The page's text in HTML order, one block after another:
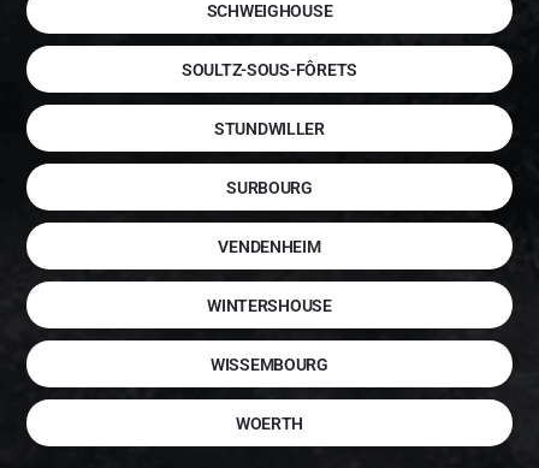
SCHWEIGHOUSE
SOULTZ-SOUS-FÔRETS
STUNDWILLER
SURBOURG
VENDENHEIM
WINTERSHOUSE
WISSEMBOURG
WOERTH